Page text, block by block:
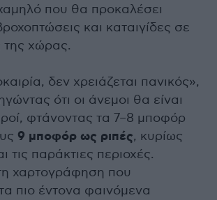
που θα προκαλέσει
και καταιγίδες σε
της χώρας.
δεν χρειάζεται πανικός»,
ότι οι άνεμοι θα είναι
φτάνοντας τα 7–8 μποφόρ
9 μποφόρ ως ριπές, κυρίως
τις παράκτιες περιοχές.
χαρτογράφηση που
πιο έντονα φαινόμενα